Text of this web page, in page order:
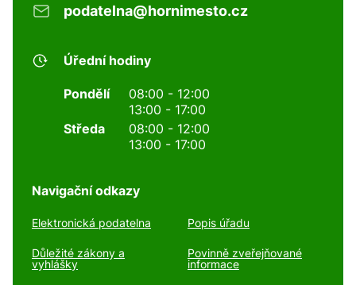
podatelna@hornimesto.cz
Úřední hodiny
Pondělí
08:00 - 12:00
13:00 - 17:00
Středa
08:00 - 12:00
13:00 - 17:00
Navigační odkazy
Elektronická podatelna Popis úřadu
Důležité zákony a
vyhlášky
Povinně zveřejňované
informace